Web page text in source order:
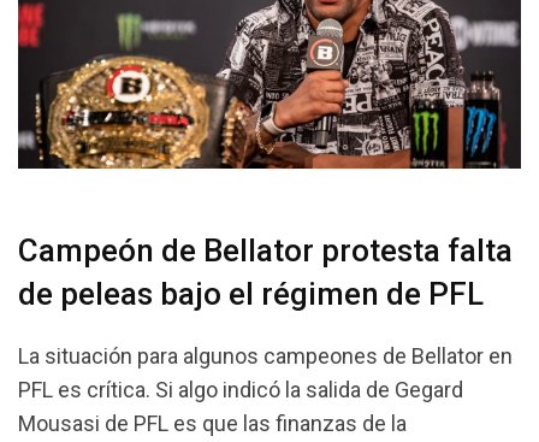
Campeón de Bellator protesta falta
de peleas bajo el régimen de PFL
La situación para algunos campeones de Bellator en
PFL es crítica. Si algo indicó la salida de Gegard
Mousasi de PFL es que las finanzas de la